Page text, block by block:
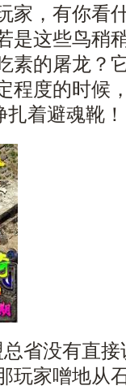
家，有你看
是这些鸟稍
素的屠龙？
度的时候
着避魂靴！
省没有直
玩家噌地从